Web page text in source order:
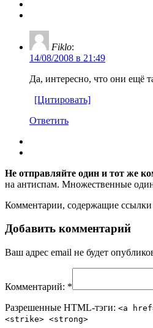
Fiklo:
14/08/2008 в 21:49
Да, интересно, что они ещё
[Цитировать]
Ответить
Не отправляйте один и тот же
на антиспам. Множественные
Комментарии, содержащие
Добавить комментарий
Ваш адрес email не будет
Комментарий: *
Разрешенные HTML-тэги: <a
<strike> <strong>